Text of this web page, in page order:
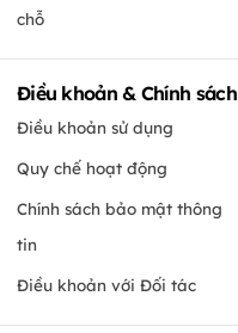
chỗ
Điều khoản & Chính sách
Điều khoản sử dụng
Quy chế hoạt động
Chính sách bảo mật thông
tin
Điều khoản với Đối tác